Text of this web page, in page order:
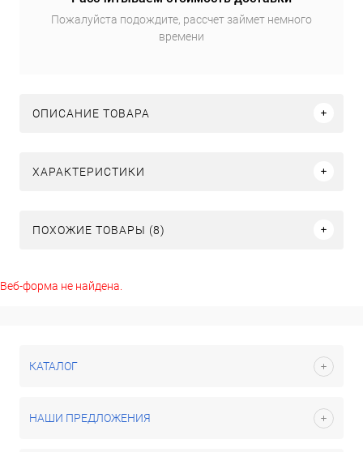
Пожалуйста подождите, рассчет займет немного
времени
ОПИСАНИЕ ТОВАРА
ХАРАКТЕРИСТИКИ
ПОХОЖИЕ ТОВАРЫ (8)
Веб-форма не найдена.
КАТАЛОГ
НАШИ ПРЕДЛОЖЕНИЯ